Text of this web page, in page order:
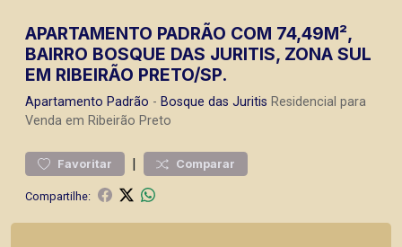
APARTAMENTO PADRÃO COM 74,49M²,
BAIRRO BOSQUE DAS JURITIS, ZONA SUL
EM RIBEIRÃO PRETO/SP.
Apartamento Padrão - Bosque das Juritis Residencial para
Venda em Ribeirão Preto
Favoritar | Comparar
Compartilhe: